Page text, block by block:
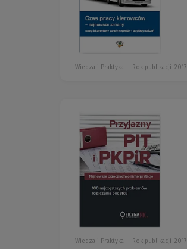
Wiedza i Praktyka Rok publikacji: 2017
Wiedza i Praktyka Rok publikacji: 2017